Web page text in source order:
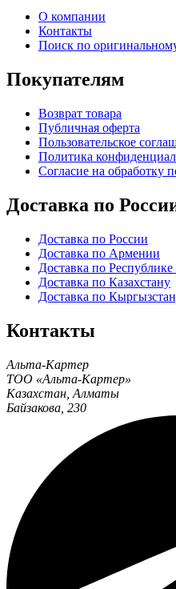
О компании
Контакты
Поиск по
Покупателям
Возврат товара
Публичная оферта
Пользовательское
Политика
Согласие на обработку
Доставка по
Доставка по России
Доставка по Армении
Доставка по Республике
Доставка по Казахстану
Доставка по
Контакты
Альта-Картер
ТОО «Альта-Картер»
Казахстан Алматы
Байзакова, 230